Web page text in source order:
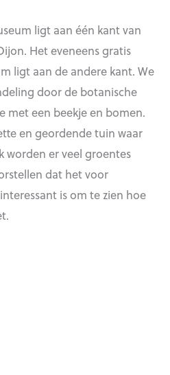
ligt aan één kant van
Het eveneens gratis
ligt aan de andere kant. We
door de botanische
met een beekje en bomen.
en geordende tuin waar
worden er veel groentes
dat het voor
is om te zien hoe